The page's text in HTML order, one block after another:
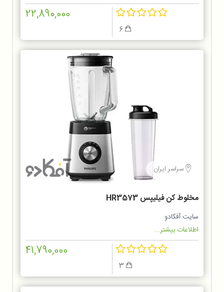
22,890,000
سراسر ایران
مخلوط کن فيليپس HR3573
سایت آفکادو
اطلاعات بیشتر...
41,790,000